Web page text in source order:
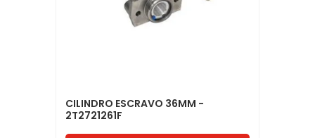
CILINDRO ESCRAVO 36MM -
2T2721261F